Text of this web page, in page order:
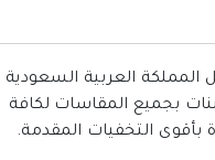
المملكة العربية السعودية
بجميع المقاسات لكافة
بأقوى التخفيات المقدمة.